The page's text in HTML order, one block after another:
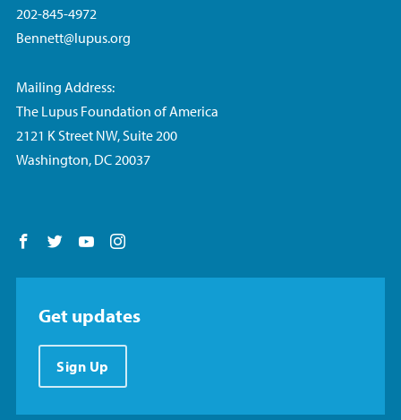
202-845-4972
Bennett@lupus.org
Mailing Address:
The Lupus Foundation of America
2121 K Street NW, Suite 200
Washington, DC 20037
Follow us on Facebook
Follow us on Twitter
Follow us on YouTube
Get updates
Sign Up